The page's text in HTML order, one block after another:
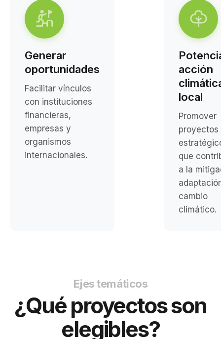
Generar
oportunidades
Facilitar vínculos
con instituciones
financieras,
empresas y
organismos
internacionales.
acción
local
Promover
proyectos
que
a la
cambio
climático.
Ejes temáticos
¿Qué proyectos son
elegibles?